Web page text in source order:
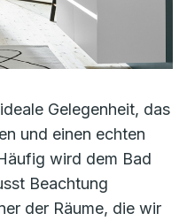
Gelegenheit, das
und einen echten
wird dem Bad
Beachtung
der Räume, die wir